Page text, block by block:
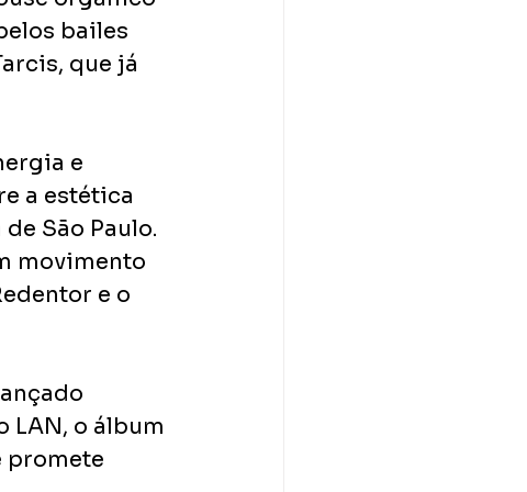
bailes
que já
e
a estética
São Paulo.
movimento
e o
LAN, o álbum
promete